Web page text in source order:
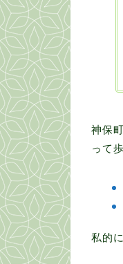
神保
って
私的